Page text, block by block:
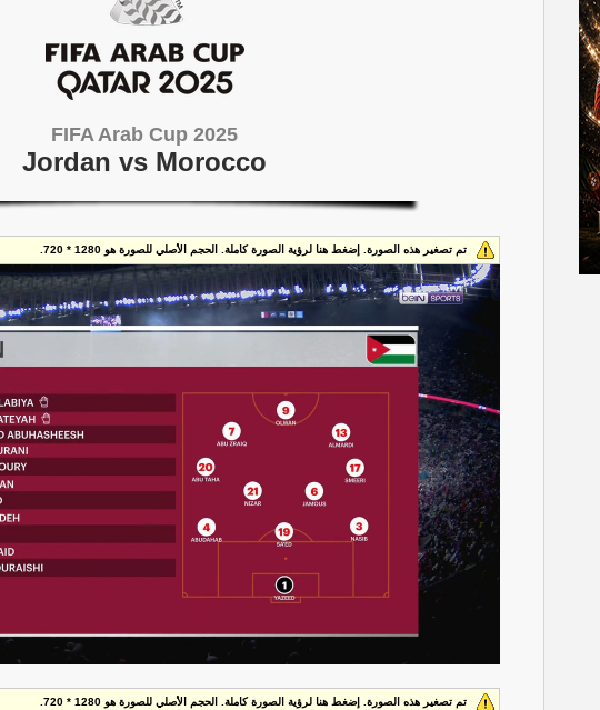
FIFA Arab Cup 2025
Jordan vs Morocco
تم تصغير هذه الصورة. إضغط هنا لرؤية الصورة كاملة. الحجم الأصلي للصورة هو 1280 * 720.
تم تصغير هذه الصورة. إضغط هنا لرؤية الصورة كاملة. الحجم الأصلي للصورة هو 1280 * 720.